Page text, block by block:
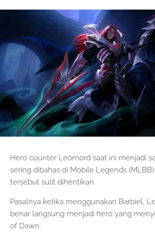
Hero counter Leomord saat ini menjadi
sering dibahas di Mobile Legends
tersebut sulit dihentikan.
Pasalnya ketika menggunakan Barbiel,
benar langsung menjadi hero yang
of Dawn.